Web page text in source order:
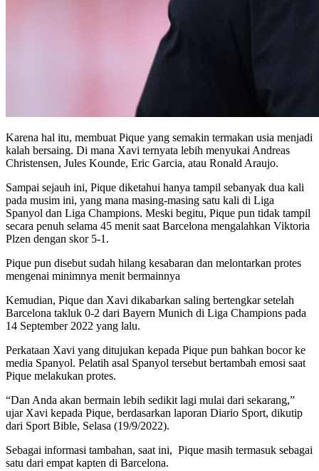
Karena hal itu, membuat Pique yang semakin termakan usia menjadi
kalah bersaing. Di mana Xavi ternyata lebih menyukai Andreas
Christensen, Jules Kounde, Eric Garcia, atau Ronald Araujo.
Sampai sejauh ini, Pique diketahui hanya tampil sebanyak dua kali
pada musim ini, yang mana masing-masing satu kali di Liga
Spanyol dan Liga Champions. Meski begitu, Pique pun tidak tampil
secara penuh selama 45 menit saat Barcelona mengalahkan Viktoria
Plzen dengan skor 5-1.
Pique pun disebut sudah hilang kesabaran dan melontarkan protes
mengenai minimnya menit bermainnya
Kemudian, Pique dan Xavi dikabarkan saling bertengkar setelah
Barcelona takluk 0-2 dari Bayern Munich di Liga Champions pada
14 September 2022 yang lalu.
Perkataan Xavi yang ditujukan kepada Pique pun bahkan bocor ke
media Spanyol. Pelatih asal Spanyol tersebut bertambah emosi saat
Pique melakukan protes.
“Dan Anda akan bermain lebih sedikit lagi mulai dari sekarang,”
ujar Xavi kepada Pique, berdasarkan laporan Diario Sport, dikutip
dari Sport Bible, Selasa (19/9/2022).
Sebagai informasi tambahan, saat ini, Pique masih termasuk sebagai
satu dari empat kapten di Barcelona.